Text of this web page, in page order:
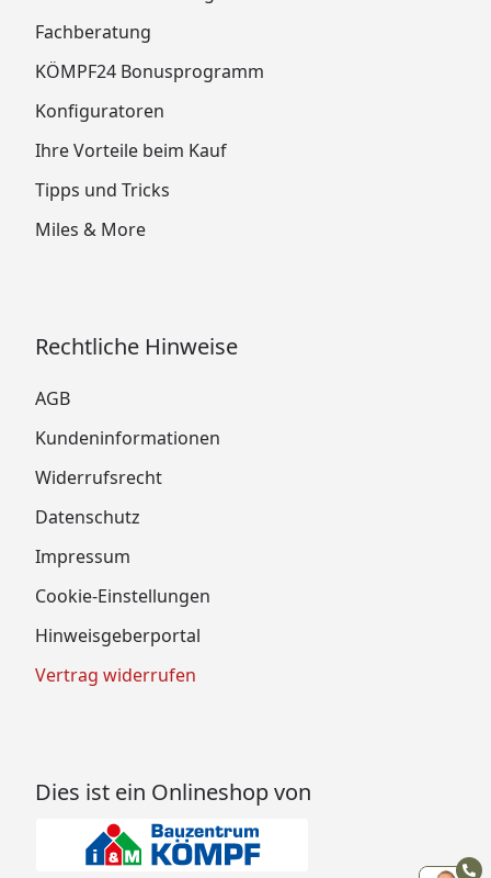
Fachberatung
KÖMPF24 Bonusprogramm
Konfiguratoren
Ihre Vorteile beim Kauf
Tipps und Tricks
Miles & More
Rechtliche Hinweise
AGB
Kundeninformationen
Widerrufsrecht
Datenschutz
Impressum
Cookie-Einstellungen
Hinweisgeberportal
Vertrag widerrufen
Dies ist ein Onlineshop von